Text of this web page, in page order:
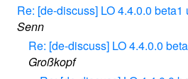
Re: [de-discuss] LO 4.4.0.0
Senn
Re: [de-discuss] LO 4.4.0.0
Großkopf